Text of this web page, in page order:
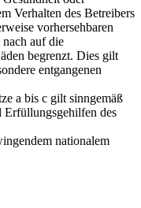
Verhalten des Betreibers
vorhersehbaren
auf die
begrenzt. Dies gilt
entgangenen
a bis c gilt sinngemäß
Erfüllungsgehilfen des
nationalem